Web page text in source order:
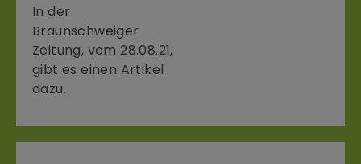
In der
Braunschweiger
Zeitung, vom 28.08.21,
gibt es einen Artikel
dazu.